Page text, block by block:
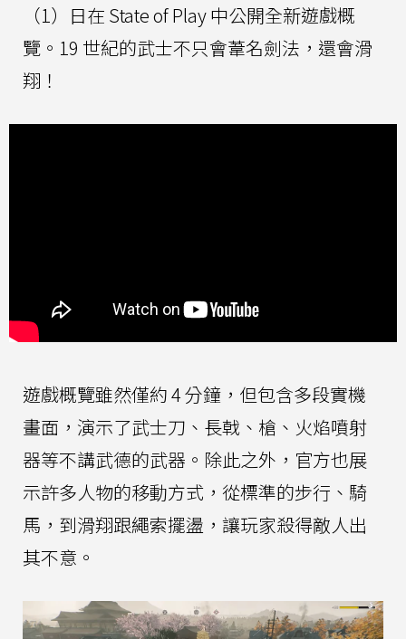
（1）日在 State of Play 中公開全新遊戲概
覽。19 世紀的武士不只會葦名劍法，還會滑
翔！
遊戲概覽雖然僅約 4 分鐘，但包含多段實機
畫面，演示了武士刀、長戟、槍、火焰噴射
器等不講武德的武器。除此之外，官方也展
示許多人物的移動方式，從標準的步行、騎
馬，到滑翔跟繩索擺盪，讓玩家殺得敵人出
其不意。